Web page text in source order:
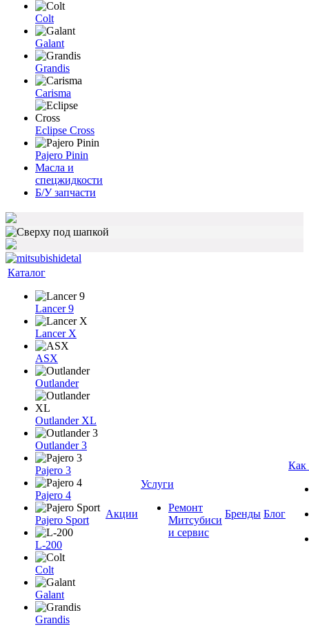
Colt
Galant
Grandis
Carisma
Eclipse Cross
Pajero Pinin
Масла и
спецжидкости
Б/У запчасти
Каталог
Lancer 9
Lancer X
ASX
Outlander
Outlander XL
Outlander 3
Pajero 3
Pajero 4
Pajero Sport
L-200
Colt
Galant
Grandis
Акции
Услуги
Ремонт
Митсубиси
и сервис
Бренды Блог
Как